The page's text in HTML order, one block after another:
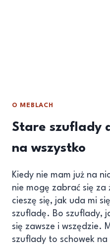
O MEBLACH
Stare szuflady
na wszystko
Kiedy nie mam już na
nie mogę zabrać się za
cieszę się, jak uda mi
szufladę. Bo szuflady,
się zawsze i wszędzie.
szuflady to schowek na